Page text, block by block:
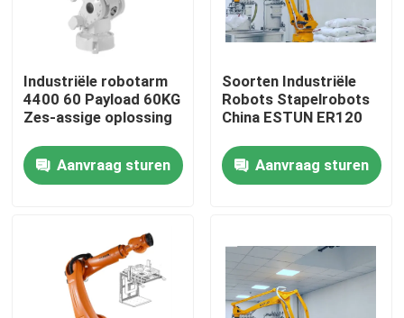
Over ons
Fabriekstocht
Nieuws
Gevallen
Industriële robotarm
4400 60 Payload 60KG
Zes-assige oplossing
Aanvraag sturen
Soorten Industriële
Robots Stapelrobots
China ESTUN ER120
Aanvraag sturen